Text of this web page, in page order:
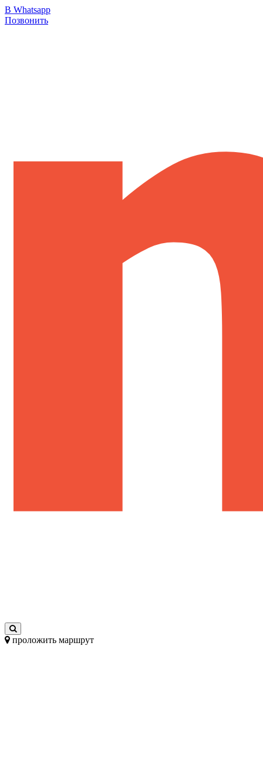
В Whatsapp
Позвонить
проложить маршрут